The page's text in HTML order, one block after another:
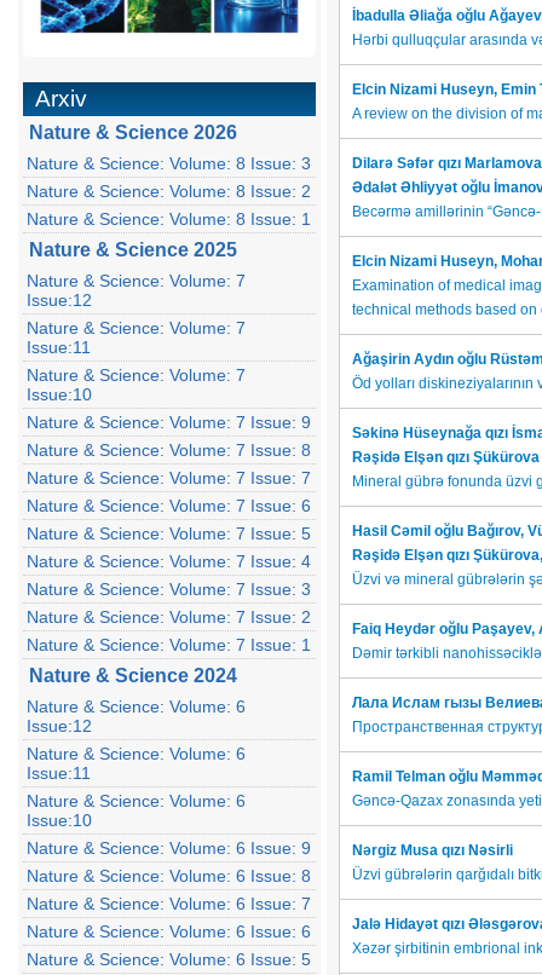
Arxiv
Nature & Science 2026
Nature & Science: Volume: 8 Issue: 3
Nature & Science: Volume: 8 Issue: 2
Nature & Science: Volume: 8 Issue: 1
Nature & Science 2025
Nature & Science: Volume: 7
Issue:12
Nature & Science: Volume: 7
Issue:11
Nature & Science: Volume: 7
Issue:10
Nature & Science: Volume: 7 Issue: 9
Nature & Science: Volume: 7 Issue: 8
Nature & Science: Volume: 7 Issue: 7
Nature & Science: Volume: 7 Issue: 6
Nature & Science: Volume: 7 Issue: 5
Nature & Science: Volume: 7 Issue: 4
Nature & Science: Volume: 7 Issue: 3
Nature & Science: Volume: 7 Issue: 2
Nature & Science: Volume: 7 Issue: 1
Nature & Science 2024
Nature & Science: Volume: 6
Issue:12
Nature & Science: Volume: 6
Issue:11
Nature & Science: Volume: 6
Issue:10
Nature & Science: Volume: 6 Issue: 9
Nature & Science: Volume: 6 Issue: 8
Nature & Science: Volume: 6 Issue: 7
Nature & Science: Volume: 6 Issue: 6
Nature & Science: Volume: 6 Issue: 5
İbadulla Əliağa oğlu
Hərbi qulluqçular arasında
Elcin Nizami Huseyn, Emin
A review on the division of
Dilarə Səfər qızı
Ədalət Əhliyyət oğlu
Becərmə amillərinin
Elcin Nizami Huseyn,
Examination of medical
technical methods based
Ağaşirin Aydın oğlu
Öd yolları
Səkinə Hüseynağa qızı
Rəşidə Elşən qızı Şükürova
Mineral gübrə fonunda üzvi
Hasil Cəmil oğlu Bağırov,
Rəşidə Elşən qızı
Üzvi və mineral gübrələrin
Faiq Heydər oğlu
Dəmir tərkibli
Лала Ислам гызы
Пространственная
Ramil Telman oğlu
Gəncə-Qazax zonasında
Nərgiz Musa qızı Nəsirli
Üzvi gübrələrin qarğıdalı
Jalə Hidayət qızı
Xəzər şirbitinin embrional